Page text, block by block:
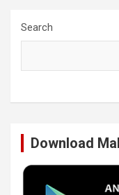
e
Search
Download